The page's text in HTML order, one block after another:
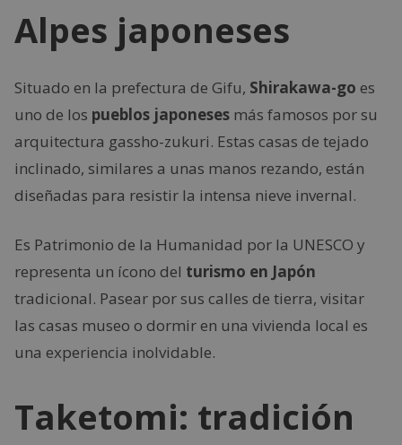
Alpes japoneses
Situado en la prefectura de Gifu, Shirakawa-go es
uno de los pueblos japoneses más famosos por su
arquitectura gassho-zukuri. Estas casas de tejado
inclinado, similares a unas manos rezando, están
diseñadas para resistir la intensa nieve invernal.
Es Patrimonio de la Humanidad por la UNESCO y
representa un ícono del turismo en Japón
tradicional. Pasear por sus calles de tierra, visitar
las casas museo o dormir en una vivienda local es
una experiencia inolvidable.
Taketomi: tradición